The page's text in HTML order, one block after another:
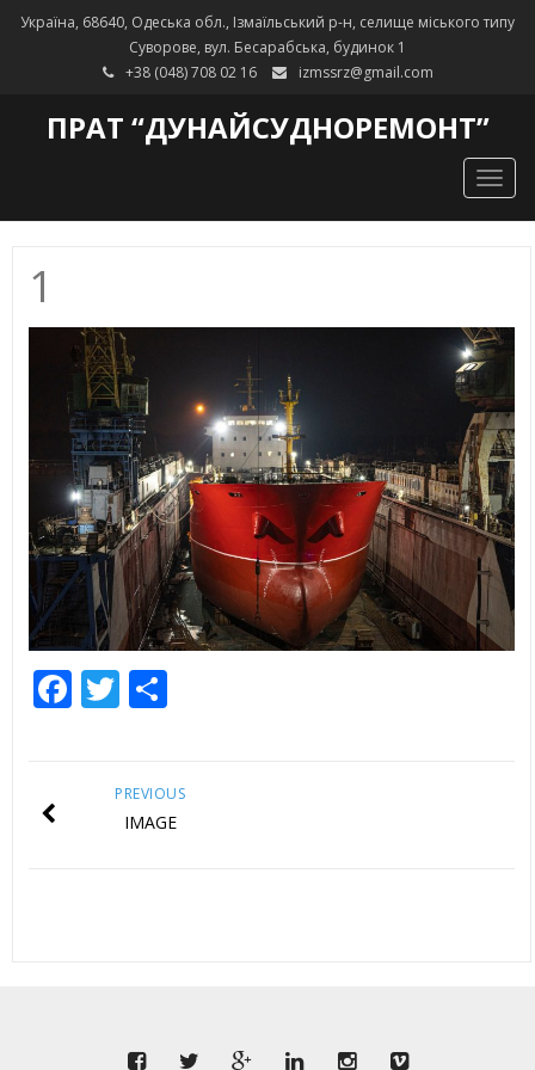
Україна, 68640, Одеська обл., Ізмаїльський р-н, селище міського типу
Суворове, вул. Бесарабська, будинок 1
+38 (048) 708 02 16
izmssrz@gmail.com
ПРАТ “ДУНАЙСУДНОРЕМОНТ”
1
Facebook
Twitter
Share
PREVIOUS
IMAGE